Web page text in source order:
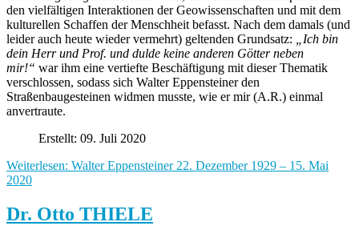
den vielfältigen Interaktionen der Geowissenschaften und mit dem
kulturellen Schaffen der Menschheit befasst. Nach dem damals (und
leider auch heute wieder vermehrt) geltenden Grundsatz:
„Ich bin
dein Herr und Prof. und dulde keine anderen Götter neben
mir!“ war ihm eine vertiefte Beschäftigung mit dieser Thematik
verschlossen, sodass sich Walter Eppensteiner den
Straßenbaugesteinen widmen musste, wie er mir (A.R.) einmal
anvertraute.
Erstellt: 09. Juli 2020
Weiterlesen: Walter Eppensteiner 22. Dezember 1929 – 15. Mai
2020
Dr. Otto THIELE